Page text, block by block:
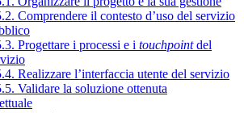
Comprendere il contesto d’uso del servizio
Progettare i processi e i touchpointdel
Realizzare l’interfaccia utente del servizio
Validare la soluzione ottenuta